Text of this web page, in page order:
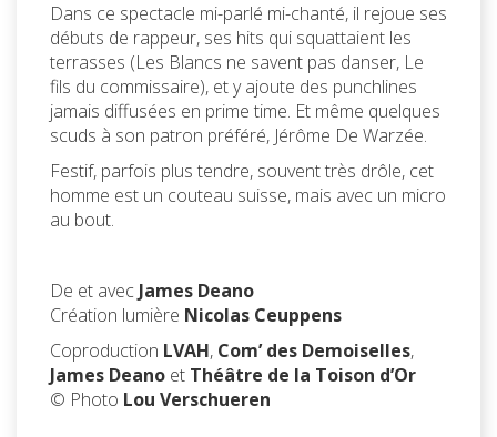
Dans ce spectacle mi-parlé mi-chanté, il rejoue ses
débuts de rappeur, ses hits qui squattaient les
terrasses (Les Blancs ne savent pas danser, Le
fils du commissaire), et y ajoute des punchlines
jamais diffusées en prime time. Et même quelques
scuds à son patron préféré, Jérôme De Warzée.
Festif, parfois plus tendre, souvent très drôle, cet
homme est un couteau suisse, mais avec un micro
au bout.
De et avec James Deano
Création lumière Nicolas Ceuppens
Coproduction LVAH, Com’ des Demoiselles,
James Deano et Théâtre de la Toison d’Or
© Photo Lou Verschueren